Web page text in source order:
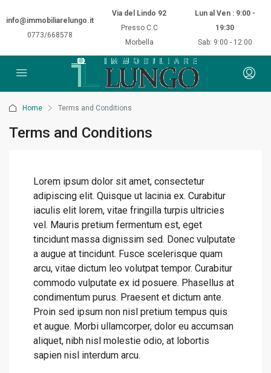
info@immobiliarelungo.it
0773/668578
Via del Lindo 92
Presso C.C
Morbella
Lun al Ven : 9:00 -
19:30
Sab: 9:00 - 12:00
Home Terms and Conditions
Terms and Conditions
Lorem ipsum dolor sit amet, consectetur
adipiscing elit. Quisque ut lacinia ex. Curabitur
iaculis elit lorem, vitae fringilla turpis ultricies
vel. Mauris pretium fermentum est, eget
tincidunt massa dignissim sed. Donec vulputate
a augue at tincidunt. Fusce scelerisque quam
arcu, vitae dictum leo volutpat tempor. Curabitur
commodo vulputate ex id posuere. Phasellus at
condimentum purus. Praesent et dictum ante.
Proin sed ipsum non nisl pretium tempus quis
et augue. Morbi ullamcorper, dolor eu accumsan
aliquet, nibh nisl molestie odio, at lobortis
sapien nisl interdum arcu.